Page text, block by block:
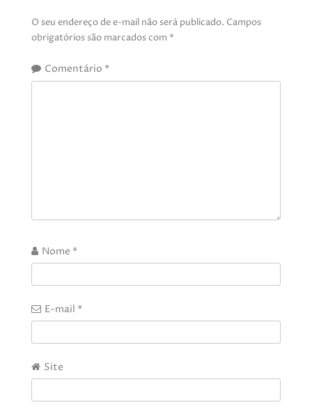
O seu endereço de e-mail não será publicado. Campos
obrigatórios são marcados com *
Comentário *
Nome *
E-mail *
Site